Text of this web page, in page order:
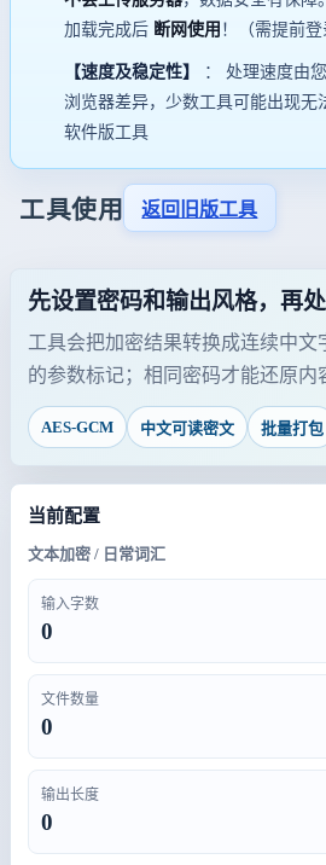
加载完成后 断网使用 ！（需提前登
【速度及稳定性】
： 处理速度由
浏览器差异，少数工具可能出现无
软件版工具
工具使用 返回旧版工具
先设置密码和输出风格，再处
工具会把加密结果转换成连续中文
的参数标记；相同密码才能还原内
AES-GCM 中文可读密文 批量打包
当前配置
文本加密 / 日常词汇
输入字数
0
文件数量
0
输出长度
0